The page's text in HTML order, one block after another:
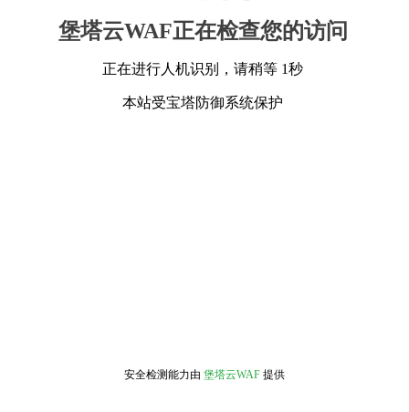
堡塔云WAF正在检查您的访问
正在进行人机识别，请稍等 1秒
本站受宝塔防御系统保护
安全检测能力由 堡塔云WAF 提供